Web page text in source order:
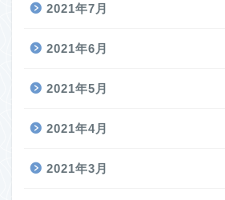
2021年7月
2021年6月
2021年5月
2021年4月
2021年3月